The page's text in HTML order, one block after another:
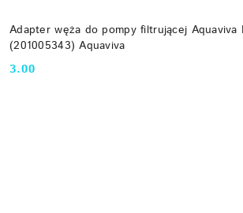
Adapter węża do pompy filtrującej Aquaviva
(201005343) Aquaviva
Cena:
3.00